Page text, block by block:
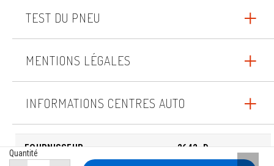
Quantité
TEST DU PNEU
MENTIONS LÉGALES
INFORMATIONS CENTRES AUTO
FOURNISSEUR 2642_D